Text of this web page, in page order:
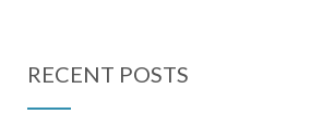
RECENT POSTS